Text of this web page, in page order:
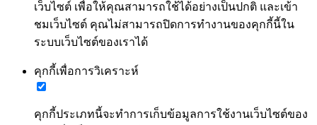
เว็บไซต์ เพื่อให้คุณสามารถใช้ได้อย่างเป็นปกติ และเข้า
ชมเว็บไซต์ คุณไม่สามารถปิดการทำงานของคุกกี้นี้ใน
ระบบเว็บไซต์ของเราได้
คุกกี้เพื่อการวิเคราะห์
คุกกี้ประเภทนี้จะทำการเก็บข้อมูลการใช้งานเว็บไซต์ของ